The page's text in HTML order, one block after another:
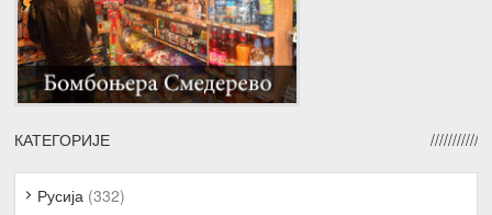
КАТЕГОРИЈЕ
Русија (332)